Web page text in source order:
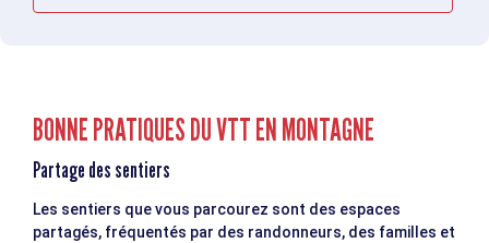
BONNE PRATIQUES DU VTT EN MONTAGNE
Partage des sentiers
Les sentiers que vous parcourez sont des espaces
partagés, fréquentés par des randonneurs, des familles et